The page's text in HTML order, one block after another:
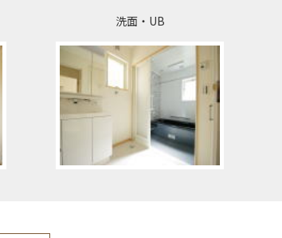
洗面・UB